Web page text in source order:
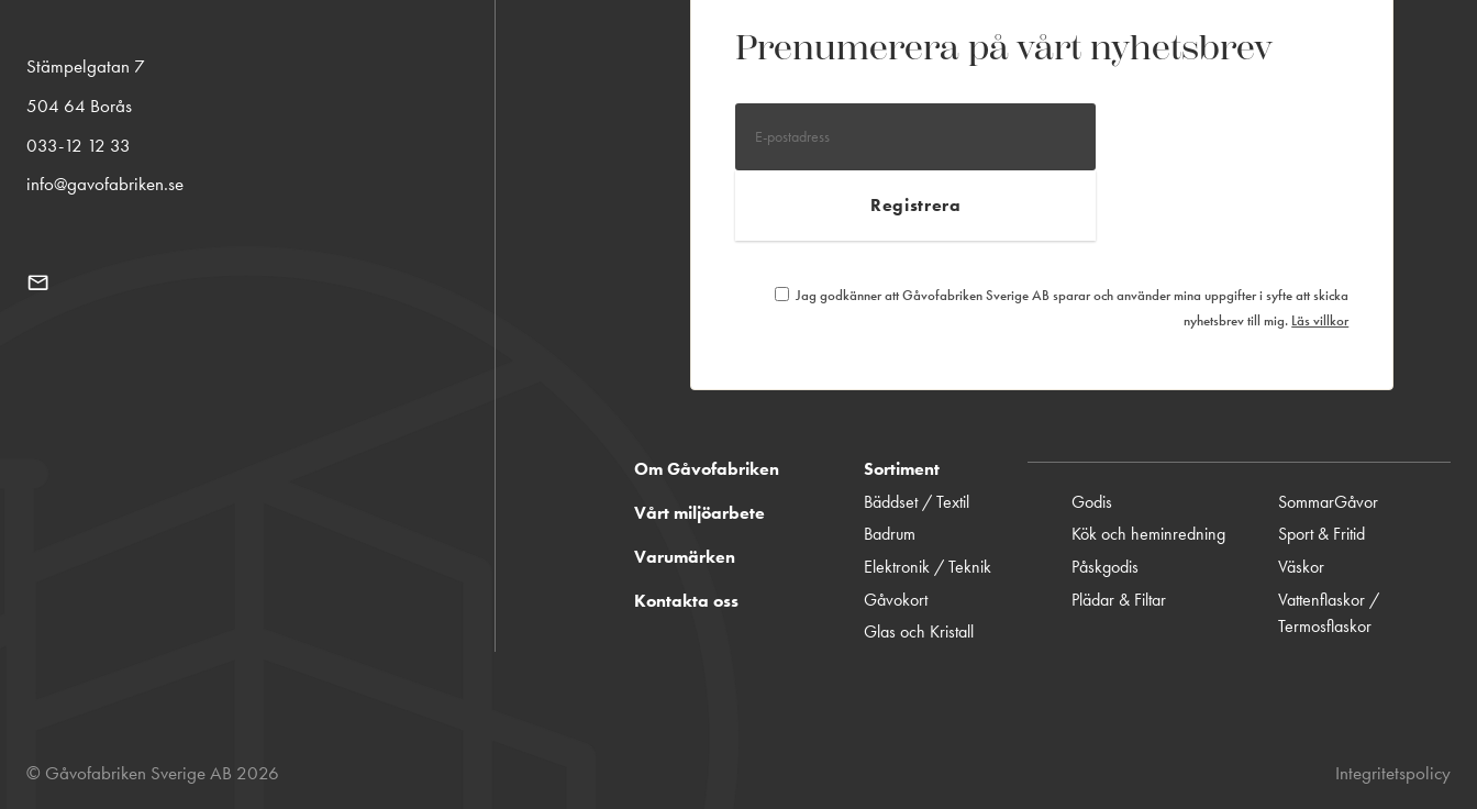
Stämpelgatan 7
504 64 Borås
033-12 12 33
info@gavofabriken.se
Prenumerera på vårt nyhetsbrev
Jag godkänner att Gåvofabriken Sverige AB sparar och använder mina uppgifter i syfte att skicka
nyhetsbrev till mig. Läs villkor
Om Gåvofabriken
Vårt miljöarbete
Varumärken
Kontakta oss
Sortiment
Bäddset / Textil
Badrum
Elektronik / Teknik
Gåvokort
Glas och Kristall
Godis
Kök och heminredning
Påskgodis
Plädar & Filtar
SommarGåvor
Sport & Fritid
Väskor
Vattenflaskor /
Termosflaskor
© Gåvofabriken Sverige AB 2026 Integritetspolicy